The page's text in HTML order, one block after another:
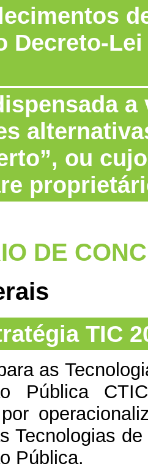
Decreto-Lei
ou
DE
TIC
as
Pública
Tecnologias
Pública.